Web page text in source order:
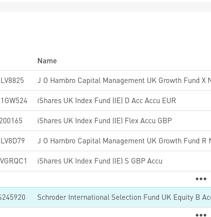
Name
J O Hambro Capital Management UK Growth Fund X
iShares UK Index Fund (IE) D Acc Accu EUR
iShares UK Index Fund (IE) Flex Accu GBP
J O Hambro Capital Management UK Growth Fund
iShares UK Index Fund (IE) S GBP Accu
Schroder International Selection Fund UK Equity B